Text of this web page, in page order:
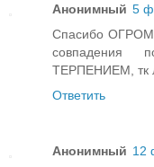
Анонимный 5
Спасибо
совпадения
ТЕРПЕНИЕМ, тк
Ответить
Анонимный 12